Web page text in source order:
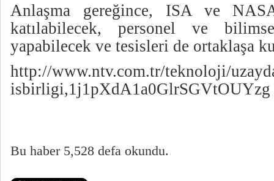
Anlaşma gereğince, ISA ve
katılabilecek, personel ve
yapabilecek ve tesisleri de ortaklaşa
http://www.ntv.com.tr/teknoloji/
isbirligi,1j1pXdA1a0GlrSGVtOUYzg
Bu haber 5,528 defa okundu.